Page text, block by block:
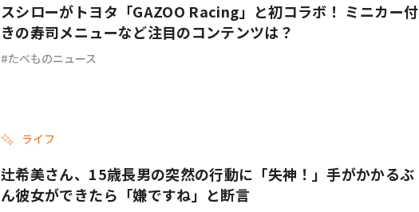
スシローがトヨタ「GAZOO Racing」と初コラボ！ ミニカー付
きの寿司メニューなど注目のコンテンツは？
たべものニュース
ライフ
辻希美さん、15歳長男の突然の行動に「失神！」手がかかるぶ
ん彼女ができたら「嫌ですね」と断言